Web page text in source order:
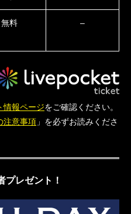
無料 –
情報ページをご確認ください。
注意事項 」を必ずお読みくださ
レゼント！